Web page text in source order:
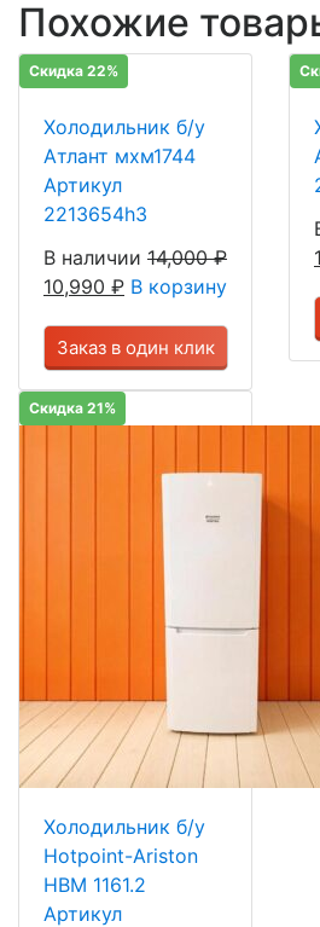
Похожие
Скидка 22%
Холодильник б/у
Атлант мхм1744
Артикул
2213654h3
В наличии 14,000₽
10,990 ₽ В корзину
Заказ в один клик
Скидка 21%
Холодильник б/у
Hotpoint-Ariston
HBM 1161.2
Артикул